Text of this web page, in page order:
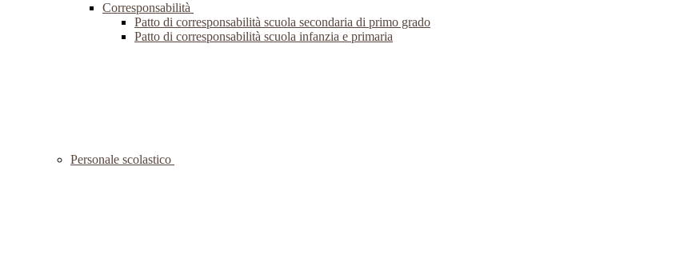
Corresponsabilità
Patto di corresponsabilità scuola secondaria di primo grado
Patto di corresponsabilità scuola infanzia e primaria
Personale scolastico